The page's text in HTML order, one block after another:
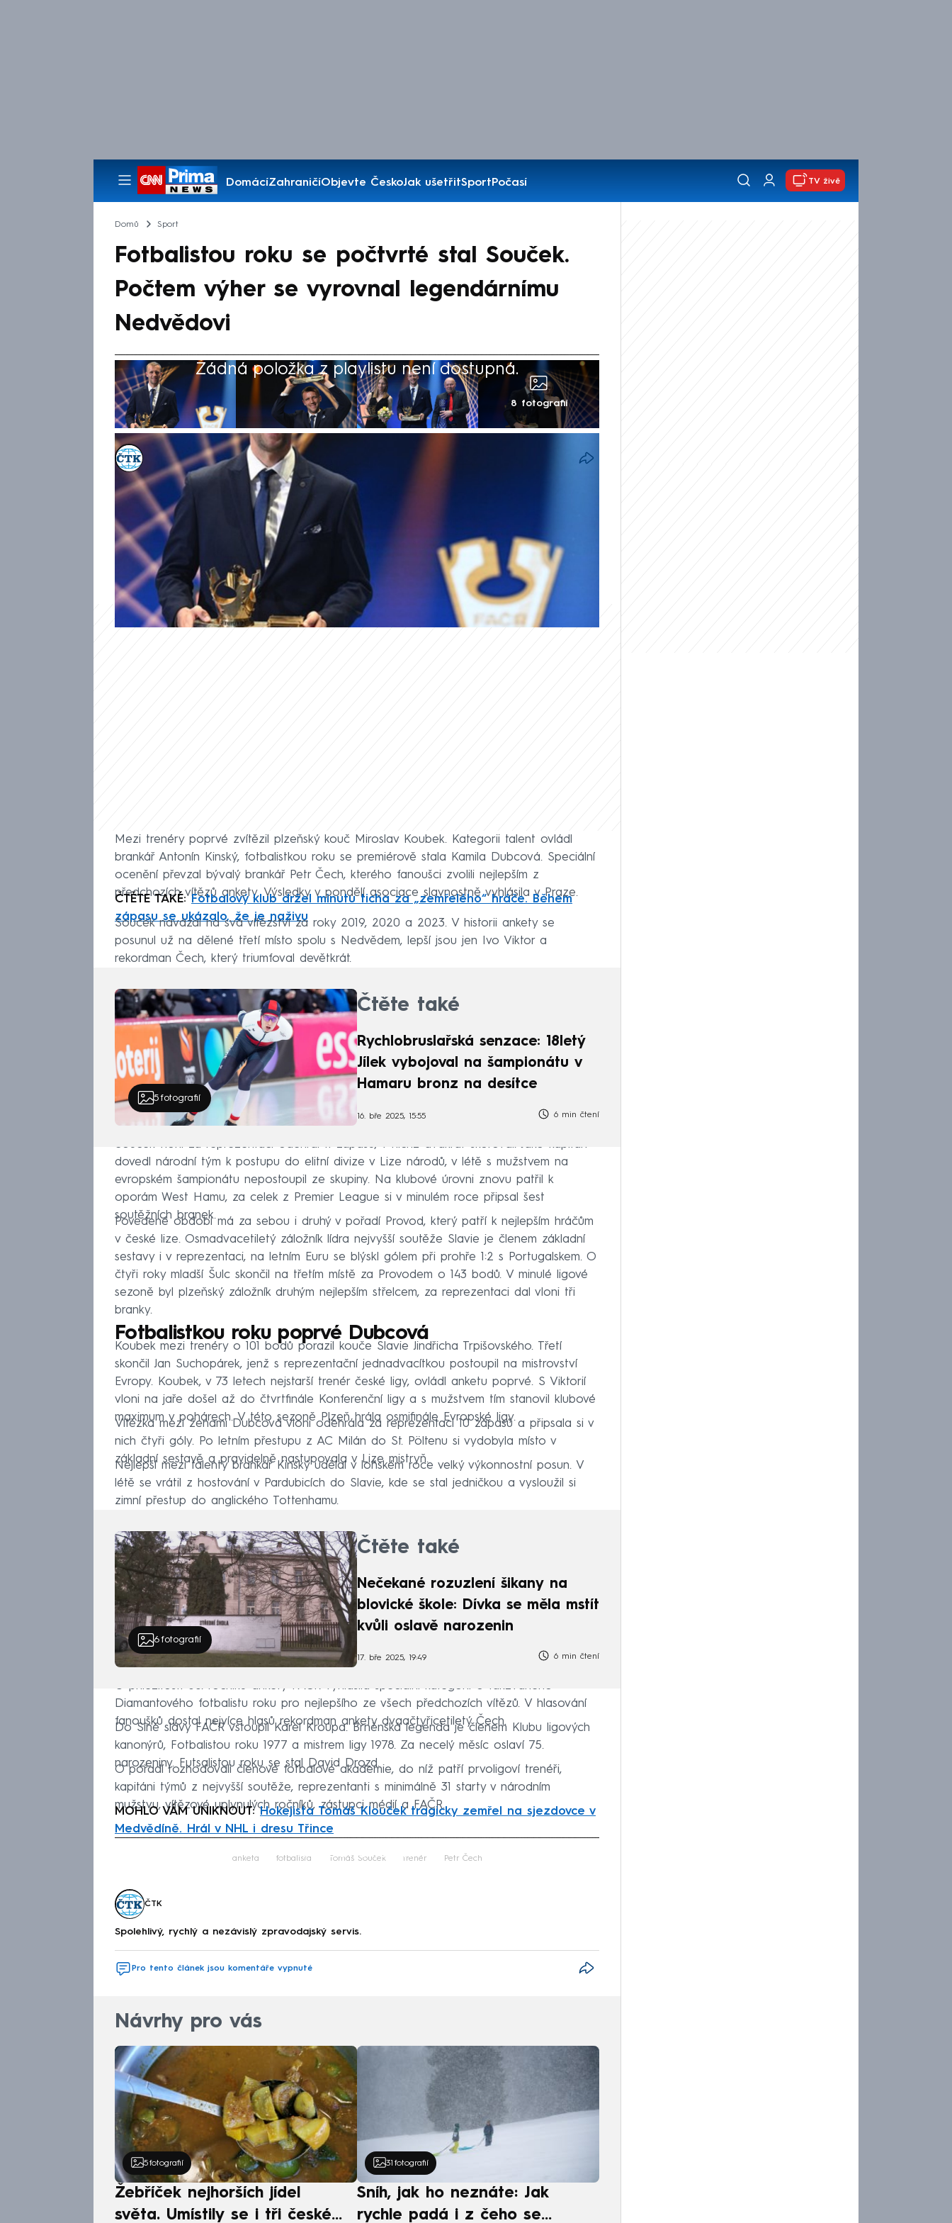
DomácíZahraničíObjevte ČeskoJak ušetřitSportPočasí
Pořady
TV živě
Domů Sport
Fotbalistou roku se počtvrté stal Souček.
Počtem výher se vyrovnal legendárnímu
Nedvědovi
Žádná položka z playlistu není dostupná.
8 fotografií
ČTK
17. bře 2025, 23:00
Záložník Tomáš Souček obhájil prvenství a počtvrté vyhrál anketu o
nejlepšího českého fotbalistu roku. Třicetiletý reprezentační kapitán v
tradiční anketě FAČR o 21 bodů porazil druhého Lukáše Provoda z
pražské Slavie a v počtu triumfů vyrovnal legendárního Pavla Nedvěda.
Třetí skončil plzeňský Pavel Šulc.
Mezi trenéry poprvé zvítězil plzeňský kouč Miroslav Koubek. Kategorii talent ovládl
brankář Antonín Kinský, fotbalistkou roku se premiérově stala Kamila Dubcová. Speciální
ocenění převzal bývalý brankář Petr Čech, kterého fanoušci zvolili nejlepším z
předchozích vítězů ankety. Výsledky v pondělí asociace slavnostně vyhlásila v Praze.
ČTĚTE TAKÉ:Fotbalový klub držel minutu ticha za „zemřelého“ hráče. Během
zápasu se ukázalo, že je naživu
Souček navázal na svá vítězství za roky 2019, 2020 a 2023. V historii ankety se
posunul už na dělené třetí místo spolu s Nedvědem, lepší jsou jen Ivo Viktor a
rekordman Čech, který triumfoval devětkrát.
5fotografií
Čtěte také
Rychlobruslařská senzace: 18letý
Jílek vybojoval na šampionátu v
Hamaru bronz na desítce
16. bře 2025, 15:55 6 min čtení
Souček vloni za reprezentaci odehrál 11 zápasů, v nichž dvakrát skóroval. Jako kapitán
dovedl národní tým k postupu do elitní divize v Lize národů, v létě s mužstvem na
evropském šampionátu nepostoupil ze skupiny. Na klubové úrovni znovu patřil k
oporám West Hamu, za celek z Premier League si v minulém roce připsal šest
soutěžních branek.
Povedené období má za sebou i druhý v pořadí Provod, který patří k nejlepším hráčům
v české lize. Osmadvacetiletý záložník lídra nejvyšší soutěže Slavie je členem základní
sestavy i v reprezentaci, na letním Euru se blýskl gólem při prohře 1:2 s Portugalskem. O
čtyři roky mladší Šulc skončil na třetím místě za Provodem o 143 bodů. V minulé ligové
sezoně byl plzeňský záložník druhým nejlepším střelcem, za reprezentaci dal vloni tři
branky.
Fotbalistkou roku poprvé Dubcová
Koubek mezi trenéry o 101 bodů porazil kouče Slavie Jindřicha Trpišovského. Třetí
skončil Jan Suchopárek, jenž s reprezentační jednadvacítkou postoupil na mistrovství
Evropy. Koubek, v 73 letech nejstarší trenér české ligy, ovládl anketu poprvé. S Viktorií
vloni na jaře došel až do čtvrtfinále Konferenční ligy a s mužstvem tím stanovil klubové
maximum v pohárech. V této sezoně Plzeň hrála osmifinále Evropské ligy.
Vítězka mezi ženami Dubcová vloni odehrála za reprezentaci 10 zápasů a připsala si v
nich čtyři góly. Po letním přestupu z AC Milán do St. Pöltenu si vydobyla místo v
základní sestavě a pravidelně nastupovala v Lize mistryň.
Nejlepší mezi talenty brankář Kinský udělal v loňském roce velký výkonnostní posun. V
létě se vrátil z hostování v Pardubicích do Slavie, kde se stal jedničkou a vysloužil si
zimní přestup do anglického Tottenhamu.
6fotografií
Čtěte také
Nečekané rozuzlení šikany na
blovické škole: Dívka se měla mstít
kvůli oslavě narozenin
17. bře 2025, 19:49 6 min čtení
U příležitosti 60. ročníku ankety FAČR vyhlásila speciální kategorii o takzvaného
Diamantového fotbalistu roku pro nejlepšího ze všech předchozích vítězů. V hlasování
fanoušků dostal nejvíce hlasů rekordman ankety dvaačtyřicetiletý Čech.
Do Síně slávy FAČR vstoupil Karel Kroupa. Brněnská legenda je členem Klubu ligových
kanonýrů, Fotbalistou roku 1977 a mistrem ligy 1978. Za necelý měsíc oslaví 75.
narozeniny. Futsalistou roku se stal David Drozd.
O pořadí rozhodovali členové fotbalové akademie, do níž patří prvoligoví trenéři,
kapitáni týmů z nejvyšší soutěže, reprezentanti s minimálně 31 starty v národním
mužstvu, vítězové uplynulých ročníků, zástupci médií a FAČR.
MOHLO VÁM UNIKNOUT:Hokejista Tomáš Klouček tragicky zemřel na sjezdovce v
Medvědíně. Hrál v NHL i dresu Třince
Failed to fetch
anketa fotbalista Tomáš Souček trenér Petr Čech
ČTK
Spolehlivý, rychlý a nezávislý zpravodajský servis.
Pro tento článek jsou komentáře vypnuté
Návrhy pro vás
5 fotografií
Žebříček nejhorších jídel
světa. Umístily se i tři české
31 fotografií
Sníh, jak ho neznáte: Jak
rychle padá i z čeho se